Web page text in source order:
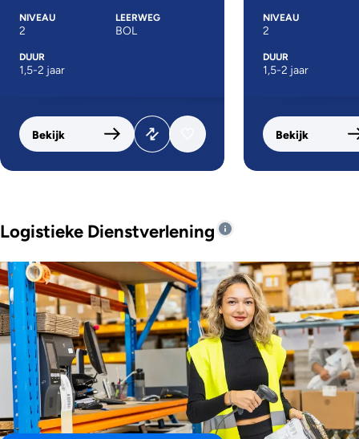
NIVEAU
2
LEERWEG
BOL
DUUR
1,5-2 jaar
Bekijk
NIVEAU
2
DUUR
1,5-2 jaar
Bekijk
Logistieke Dienstverlening